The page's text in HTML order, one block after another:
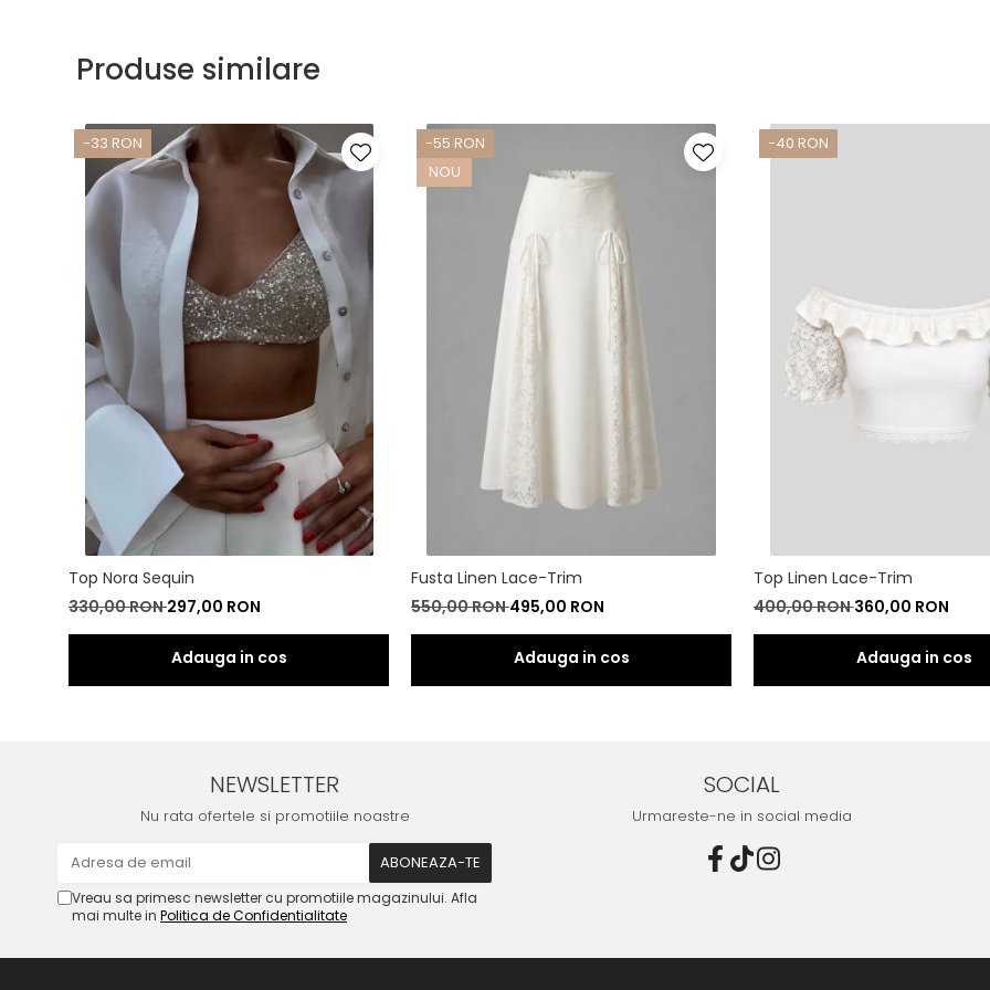
Produse similare
-33 RON
Top Nora Sequin
330,00 RON297,00 RON
-55 RON
NOU
Fusta Linen Lace-Trim
550,00 RON495,00 RON
-40 RON
Top Linen Lace-Trim
400,00 RON360,00 RON
NEWSLETTER
Nu rata ofertele si promotiile noastre
Vreau sa primesc newsletter cu promotiile magazinului. Afla
mai multe in Politica de Confidentialitate
SOCIAL
Urmareste-ne in social media